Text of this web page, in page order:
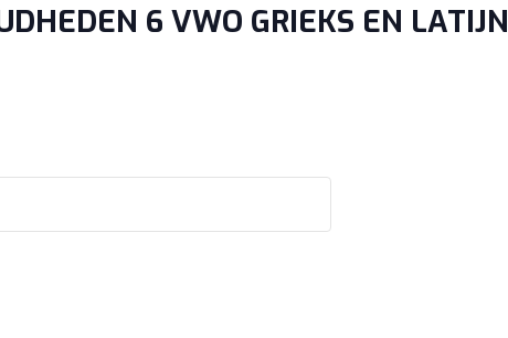
6 VWO GRIEKS EN LATIJN